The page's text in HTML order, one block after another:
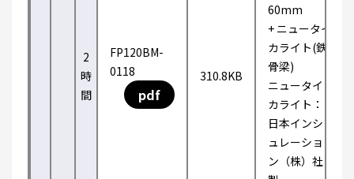
2
時
間
FP120BM-
0118
pdf
310.8KB
60mm
+ ニュータイ
カライト(鉄
骨梁)
ニュータイ
カライト：
日本インシ
ュレーショ
ン（株）社